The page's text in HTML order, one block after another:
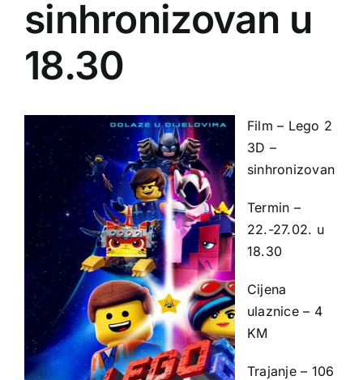
sinhronizovan u
18.30
Film – Lego 2
3D –
sinhronizovan
Termin –
22.-27.02. u
18.30
Cijena
ulaznice – 4
KM
Trajanje – 106